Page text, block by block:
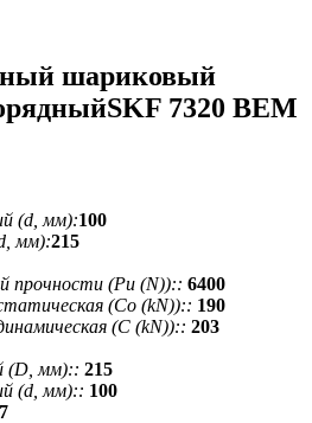
шариковый
7320 BEM
(d, мм):100
мм):215
прочности (Pu (N)):: 6400
(Co (kN)):: 190
(C (kN)):: 203
(D, мм):: 215
(d, мм):: 100